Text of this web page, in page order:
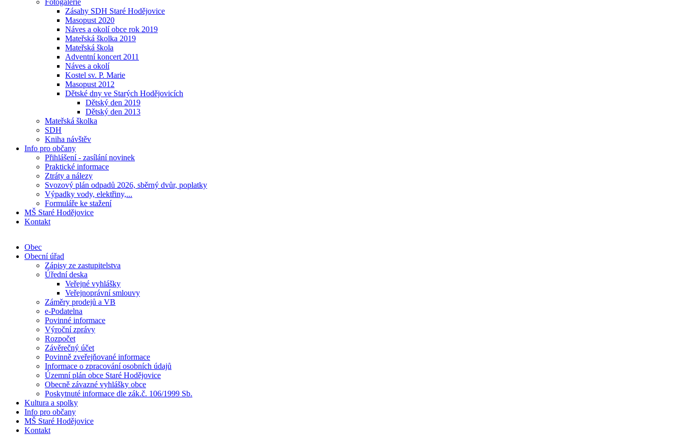
Fotogalerie
Zásahy SDH Staré Hodějovice
Masopust 2020
Náves a okolí obce rok 2019
Mateřská školka 2019
Mateřská škola
Adventní koncert 2011
Náves a okolí
Kostel sv. P. Marie
Masopust 2012
Dětské dny ve Starých Hodějovicích
Dětský den 2019
Dětský den 2013
Mateřská školka
SDH
Kniha návštěv
Info pro občany
Přihlášení - zasílání novinek
Praktické informace
Ztráty a nálezy
Svozový plán odpadů 2026, sběrný dvůr, poplatky
Výpadky vody, elektřiny,...
Formuláře ke stažení
MŠ Staré Hodějovice
Kontakt
Obec
Obecní úřad
Zápisy ze zastupitelstva
Úřední deska
Veřejné vyhlášky
Veřejnoprávní smlouvy
Záměry prodejů a VB
e-Podatelna
Povinné informace
Výroční zprávy
Rozpočet
Závěrečný účet
Povinně zveřejňované informace
Informace o zpracování osobních údajů
Územní plán obce Staré Hodějovice
Obecně závazné vyhlášky obce
Poskytnuté informace dle zák.č. 106/1999 Sb.
Kultura a spolky
Info pro občany
MŠ Staré Hodějovice
Kontakt